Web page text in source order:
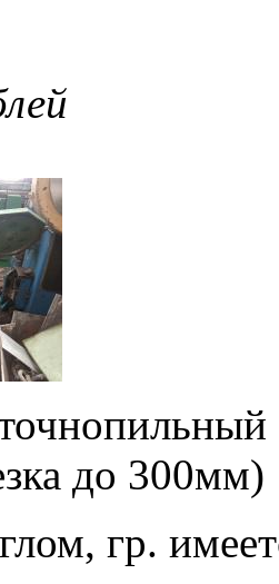
до 300мм)
гр.